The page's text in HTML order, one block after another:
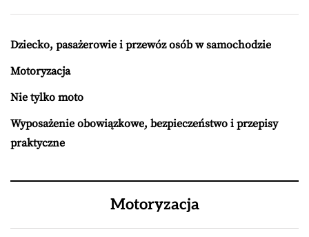
Dziecko, pasażerowie i przewóz osób w samochodzie
Motoryzacja
Nie tylko moto
Wyposażenie obowiązkowe, bezpieczeństwo i przepisy
praktyczne
Motoryzacja